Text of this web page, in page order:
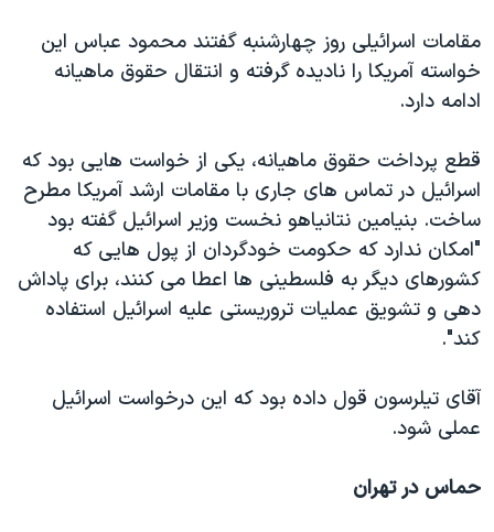
مقامات اسرائیلی روز چهارشنبه گفتند محمود عباس این
خواسته آمریکا را نادیده گرفته و انتقال حقوق ماهیانه
ادامه دارد.
قطع پرداخت حقوق ماهیانه، یکی از خواست هایی بود که
اسرائیل در تماس های جاری با مقامات ارشد آمریکا مطرح
ساخت. بنیامین نتانیاهو نخست وزیر اسرائیل گفته بود
"امکان ندارد که حکومت خودگردان از پول هایی که
کشورهای دیگر به فلسطینی ها اعطا می کنند، برای پاداش
دهی و تشویق عملیات تروریستی علیه اسرائیل استفاده
کند".
آقای تیلرسون قول داده بود که این درخواست اسرائیل
عملی شود.
حماس در تهران